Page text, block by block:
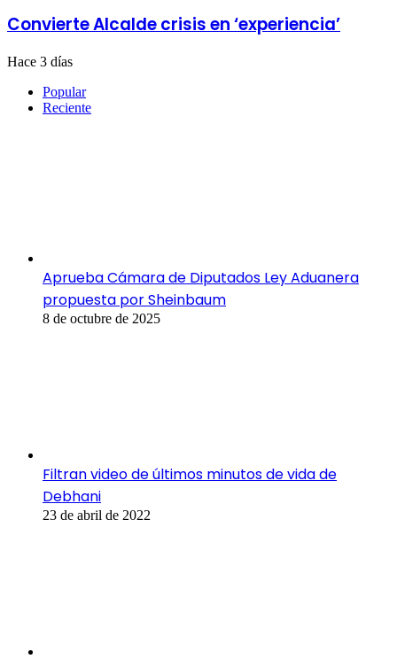
Convierte Alcalde crisis en ‘experiencia’
Hace 3 días
Popular
Reciente
Aprueba Cámara de Diputados Ley Aduanera
propuesta por Sheinbaum
8 de octubre de 2025
Filtran video de últimos minutos de vida de
Debhani
23 de abril de 2022